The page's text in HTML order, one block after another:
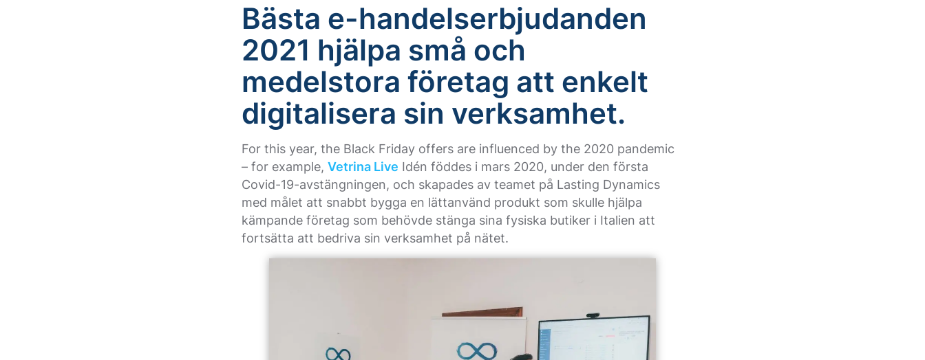
Bästa e-handelserbjudanden
2021 hjälpa små och
medelstora företag att enkelt
digitalisera sin verksamhet.
For this year, the Black Friday offers are influenced by the 2020 pandemic
– for example, Vetrina Live Idén föddes i mars 2020, under den första
Covid-19-avstängningen, och skapades av teamet på Lasting Dynamics
med målet att snabbt bygga en lättanvänd produkt som skulle hjälpa
kämpande företag som behövde stänga sina fysiska butiker i Italien att
fortsätta att bedriva sin verksamhet på nätet.